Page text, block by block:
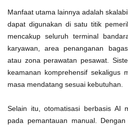
Manfaat utama lainnya adalah
dapat digunakan di satu titik
mencakup seluruh terminal
karyawan, area penanganan
atau zona perawatan pesawat.
keamanan komprehensif sekaligus
masa mendatang sesuai kebutuhan.
Selain itu, otomatisasi berbasis AI
pada pemantauan manual.